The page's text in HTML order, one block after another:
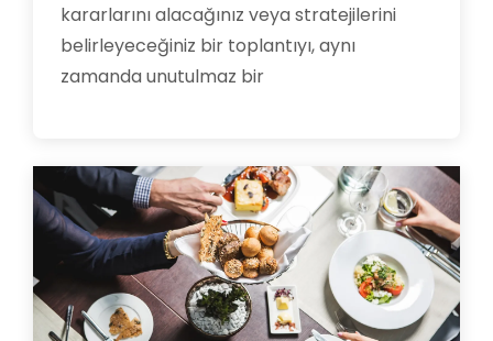
kararlarını alacağınız veya stratejilerini
belirleyeceğiniz bir toplantıyı, aynı
zamanda unutulmaz bir